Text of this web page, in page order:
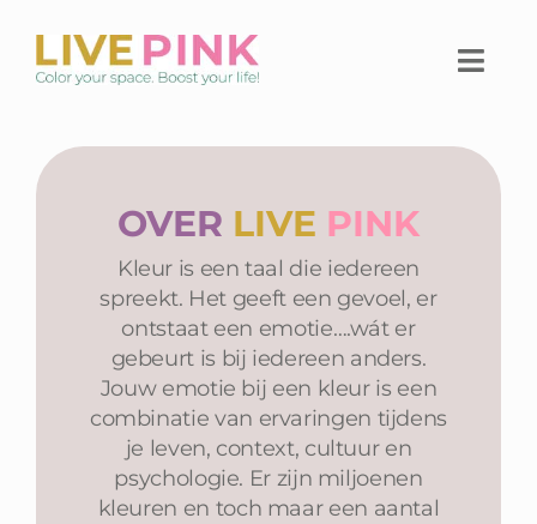
naar
inhoud
Home
Thuiswerkplek
Live Pink Platform
Over Live Pink
OVER LIVE PINK
Kleur is een taal die iedereen
spreekt. Het geeft een gevoel, er
ontstaat een emotie….wát er
gebeurt is bij iedereen anders.
Jouw emotie bij een kleur is een
combinatie van ervaringen tijdens
je leven, context, cultuur en
psychologie. Er zijn miljoenen
kleuren en toch maar een aantal